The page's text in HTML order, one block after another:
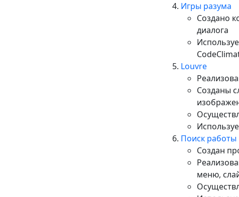
Игры разума
Создано
диалога
Louvre
Созданы
Поиск работы
Cоздан
меню,